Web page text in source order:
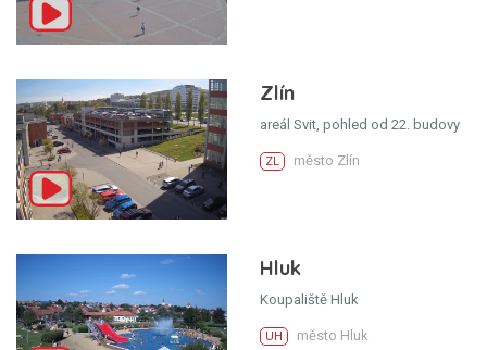
Zlín
areál Svit, pohled od 22. budovy
ZL město Zlín
Hluk
Koupaliště Hluk
UH město Hluk